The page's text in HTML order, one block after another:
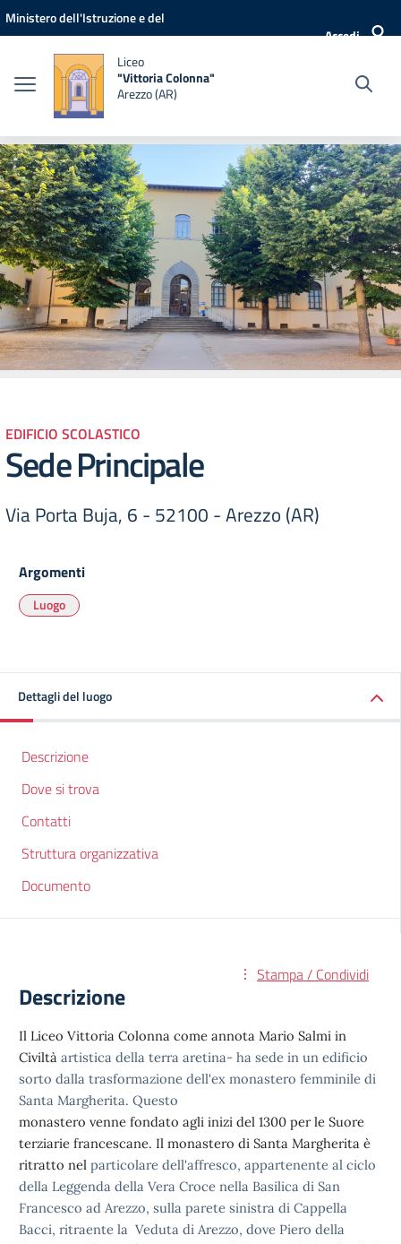
Vai ai contenuti
Vai al menu di navigazione
Vai al footer
Ministero dell'Istruzione e del
Accedi
Liceo
"Vittoria Colonna"
Arezzo (AR)
EDIFICIO SCOLASTICO
Sede Principale
Via Porta Buja, 6 - 52100 - Arezzo (AR)
Argomenti
Luogo
Dettagli del luogo
Descrizione
Dove si trova
Contatti
Struttura organizzativa
Documento
Stampa / Condividi
Descrizione
Il Liceo Vittoria Colonna come annota Mario Salmi in
Civiltà artistica della terra aretina- ha sede in un edificio
sorto dalla trasformazione dell'ex monastero femminile di
Santa Margherita. Questo
monastero venne fondato agli inizi del 1300 per le Suore
terziarie francescane. Il monastero di Santa Margherita è
ritratto nel particolare dell'affresco, appartenente al ciclo
della Leggenda della Vera Croce nella Basilica di San
Francesco ad Arezzo, sulla parete sinistra di Cappella
Bacci, ritraente la Veduta di Arezzo, dove Piero della